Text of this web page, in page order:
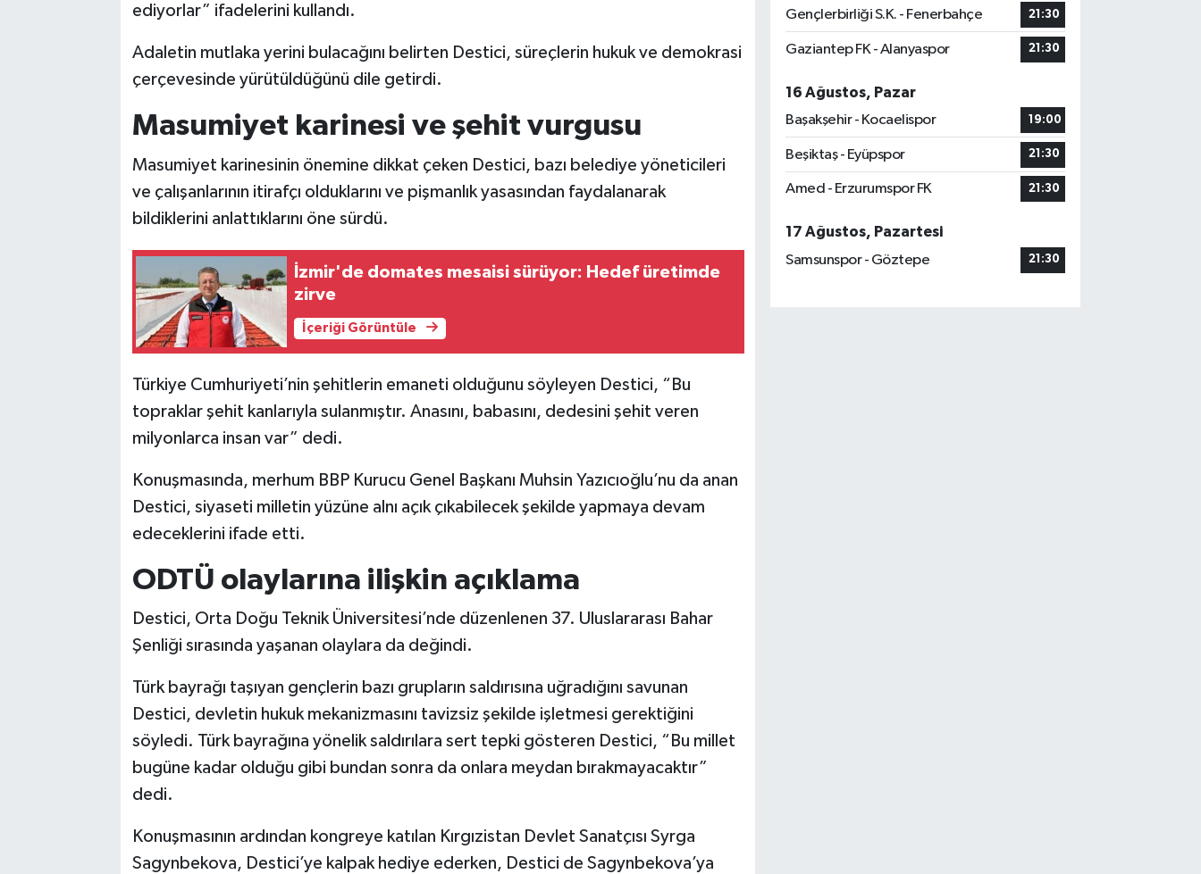
ediyorlar” ifadelerini kullandı.
Adaletin mutlaka yerini bulacağını belirten Destici, süreçlerin hukuk ve demokrasi
çerçevesinde yürütüldüğünü dile getirdi.
Masumiyet karinesi ve şehit vurgusu
Masumiyet karinesinin önemine dikkat çeken Destici, bazı belediye yöneticileri
ve çalışanlarının itirafçı olduklarını ve pişmanlık yasasından faydalanarak
bildiklerini anlattıklarını öne sürdü.
İzmir'de domates mesaisi sürüyor: Hedef üretimde
zirve
İçeriği Görüntüle
Türkiye Cumhuriyeti’nin şehitlerin emaneti olduğunu söyleyen Destici, “Bu
topraklar şehit kanlarıyla sulanmıştır. Anasını, babasını, dedesini şehit veren
milyonlarca insan var” dedi.
Konuşmasında, merhum BBP Kurucu Genel Başkanı Muhsin Yazıcıoğlu’nu da anan
Destici, siyaseti milletin yüzüne alnı açık çıkabilecek şekilde yapmaya devam
edeceklerini ifade etti.
ODTÜ olaylarına ilişkin açıklama
Destici, Orta Doğu Teknik Üniversitesi’nde düzenlenen 37. Uluslararası Bahar
Şenliği sırasında yaşanan olaylara da değindi.
Türk bayrağı taşıyan gençlerin bazı grupların saldırısına uğradığını savunan
Destici, devletin hukuk mekanizmasını tavizsiz şekilde işletmesi gerektiğini
söyledi. Türk bayrağına yönelik saldırılara sert tepki gösteren Destici, “Bu millet
bugüne kadar olduğu gibi bundan sonra da onlara meydan bırakmayacaktır”
dedi.
Konuşmasının ardından kongreye katılan Kırgızistan Devlet Sanatçısı Syrga
Sagynbekova, Destici’ye kalpak hediye ederken, Destici de Sagynbekova’ya
Gençlerbirliği S.K. - Fenerbahçe 21:30
Gaziantep FK - Alanyaspor 21:30
16 Ağustos, Pazar
Başakşehir - Kocaelispor
19:00
Beşiktaş - Eyüpspor 21:30
Amed - Erzurumspor FK 21:30
17 Ağustos, Pazartesi
Samsunspor - Göztepe
21:30